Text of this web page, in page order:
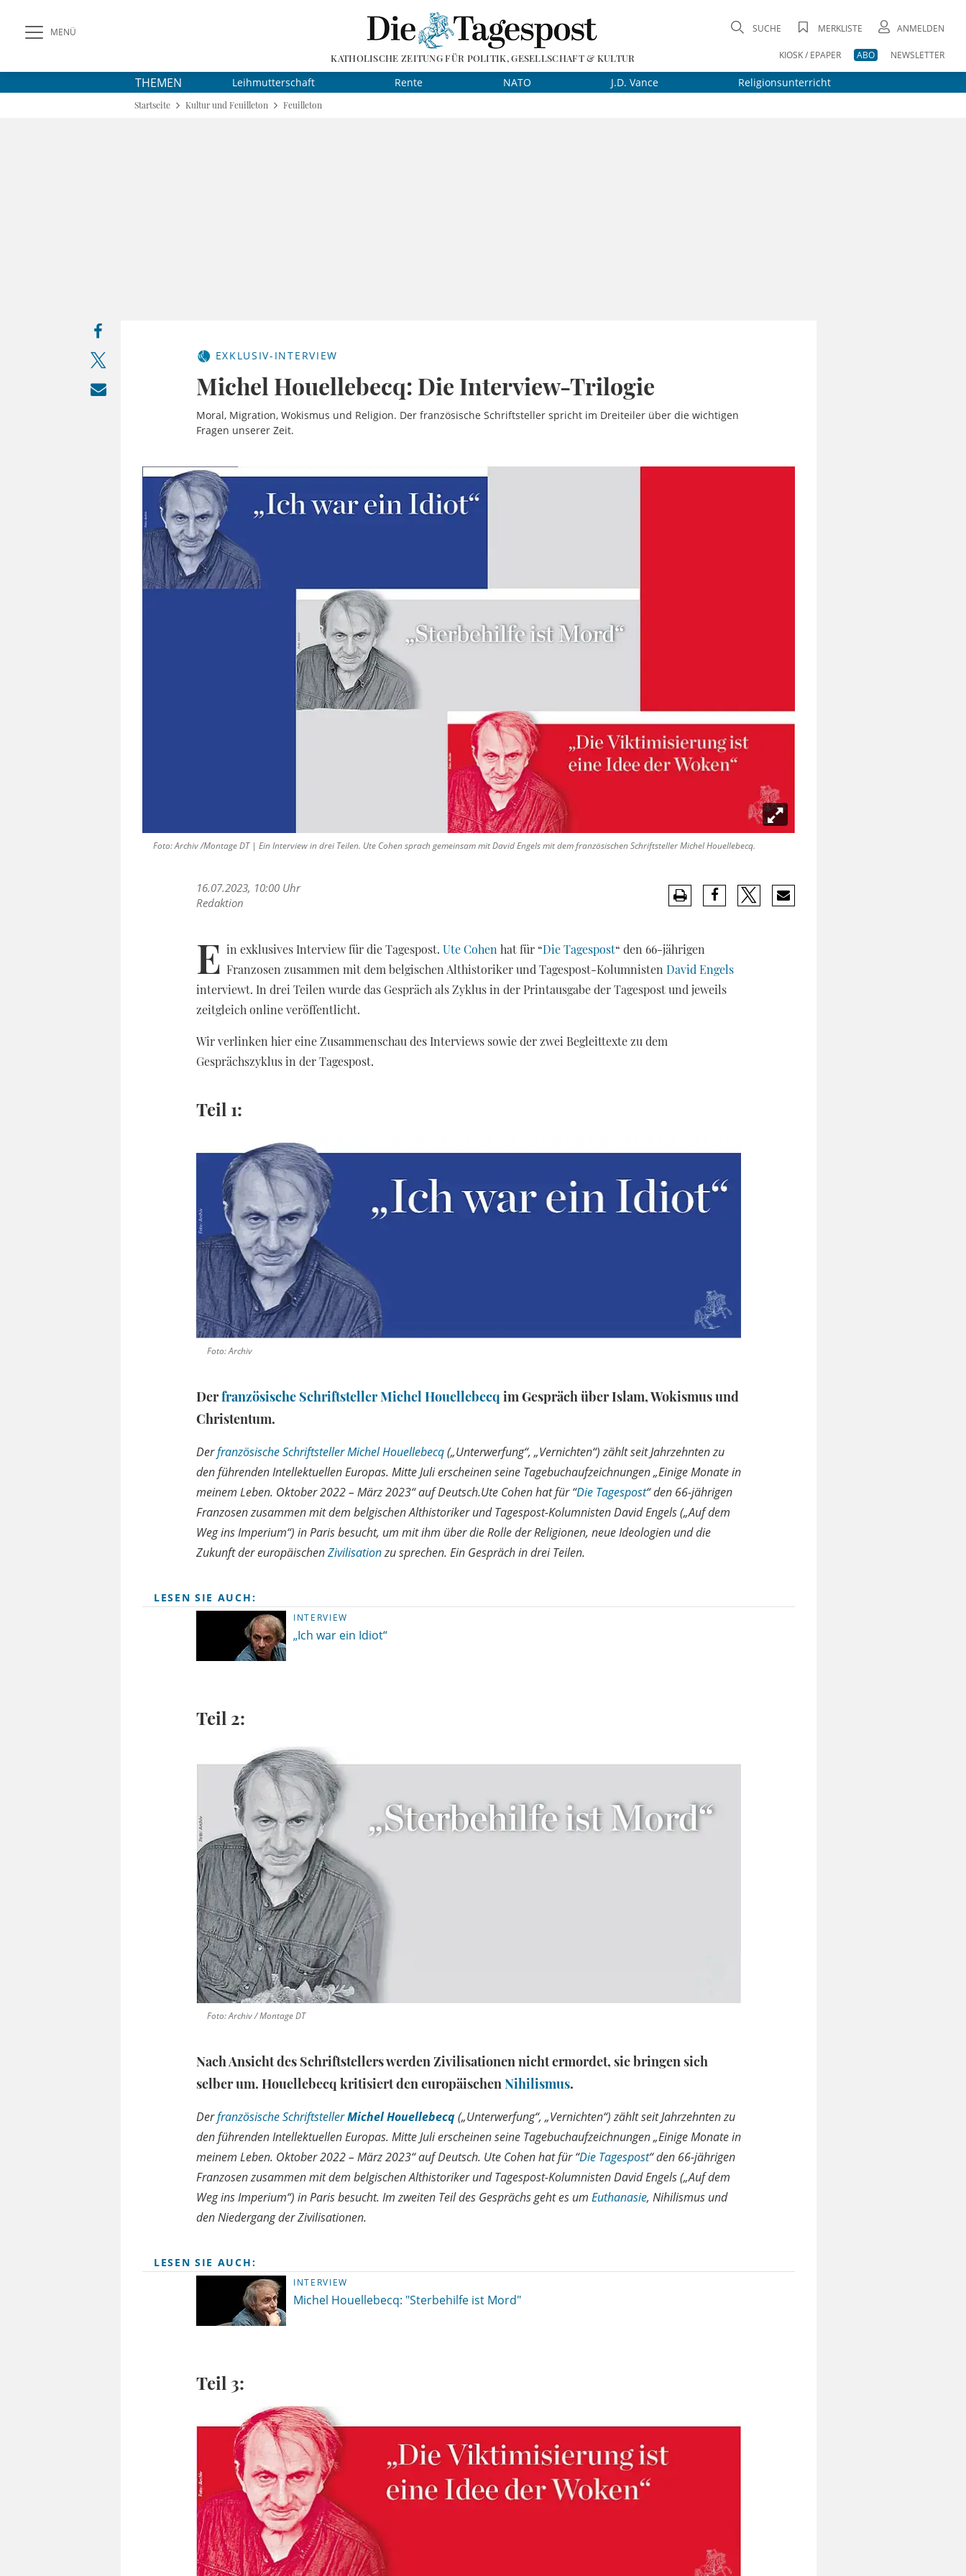
MENÜ
KATHOLISCHE ZEITUNG FÜR POLITIK, GESELLSCHAFT & KULTUR
SUCHE MERKLISTE ANMELDEN
KIOSK / EPAPER ABO NEWSLETTER
THEMEN Leihmutterschaft Rente NATO J.D. Vance Religionsunterricht
Startseite Kultur und Feuilleton Feuilleton
EXKLUSIV-INTERVIEW
Michel Houellebecq: Die Interview-Trilogie
Moral, Migration, Wokismus und Religion. Der französische Schriftsteller spricht im Dreiteiler über die wichtigen
Fragen unserer Zeit.
Foto: Archiv /Montage DT | Ein Interview in drei Teilen. Ute Cohen sprach gemeinsam mit David Engels mit dem französischen Schriftsteller Michel Houellebecq.
16.07.2023, 10:00 Uhr
Redaktion
E in exklusives Interview für die Tagespost. Ute Cohenhat für “Die Tagespost“ den 66-jährigen
Franzosen zusammen mit dem belgischen Althistoriker und Tagespost-Kolumnisten David Engels
interviewt. In drei Teilen wurde das Gespräch als Zyklus in der Printausgabe der Tagespost und jeweils
zeitgleich online veröffentlicht.
Wir verlinken hier eine Zusammenschau des Interviews sowie der zwei Begleittexte zu dem
Gesprächszyklus in der Tagespost.
Teil 1:
Foto: Archiv
Derfranzösische SchriftstellerMichel Houellebecq im Gespräch über Islam, Wokismus und
Christentum.
Derfranzösische SchriftstellerMichel Houellebecq(„Unterwerfung“, „Vernichten“) zählt seit Jahrzehnten zu
den führenden Intellektuellen Europas. Mitte Juli erscheinen seine Tagebuchaufzeichnungen „Einige Monate in
meinem Leben. Oktober 2022 – März 2023“ auf Deutsch.Ute Cohen hat für “Die Tagespost“ den 66-jährigen
Franzosen zusammen mit dem belgischen Althistoriker und Tagespost-Kolumnisten David Engels („Auf dem
Weg ins Imperium“) in Paris besucht, um mit ihm über die Rolle der Religionen, neue Ideologien und die
Zukunft der europäischenZivilisationzu sprechen. Ein Gespräch in drei Teilen.
LESEN SIE AUCH:
INTERVIEW
„Ich war ein Idiot“
Teil 2:
Foto: Archiv / Montage DT
Nach Ansicht des Schriftstellers werden Zivilisationen nicht ermordet, sie bringen sich
selber um. Houellebecq kritisiert den europäischen Nihilismus.
Derfranzösische SchriftstellerMichel Houellebecq(„Unterwerfung“, „Vernichten“) zählt seit Jahrzehnten zu
den führenden Intellektuellen Europas. Mitte Juli erscheinen seine Tagebuchaufzeichnungen „Einige Monate in
meinem Leben. Oktober 2022 – März 2023“ auf Deutsch. Ute Cohen hat für “Die Tagespost“ den 66-jährigen
Franzosen zusammen mit dem belgischen Althistoriker und Tagespost-Kolumnisten David Engels („Auf dem
Weg ins Imperium“) in Paris besucht. Im zweiten Teil des Gesprächs geht es um Euthanasie, Nihilismus und
den Niedergang der Zivilisationen.
LESEN SIE AUCH:
INTERVIEW
Michel Houellebecq: "Sterbehilfe ist Mord"
Teil 3: